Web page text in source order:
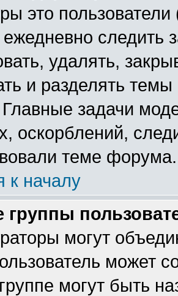
это
следить
удалять,
и разделять
Главные задачи
оскорблений,
теме форума.
к началу
группы
могут
может
могут быть